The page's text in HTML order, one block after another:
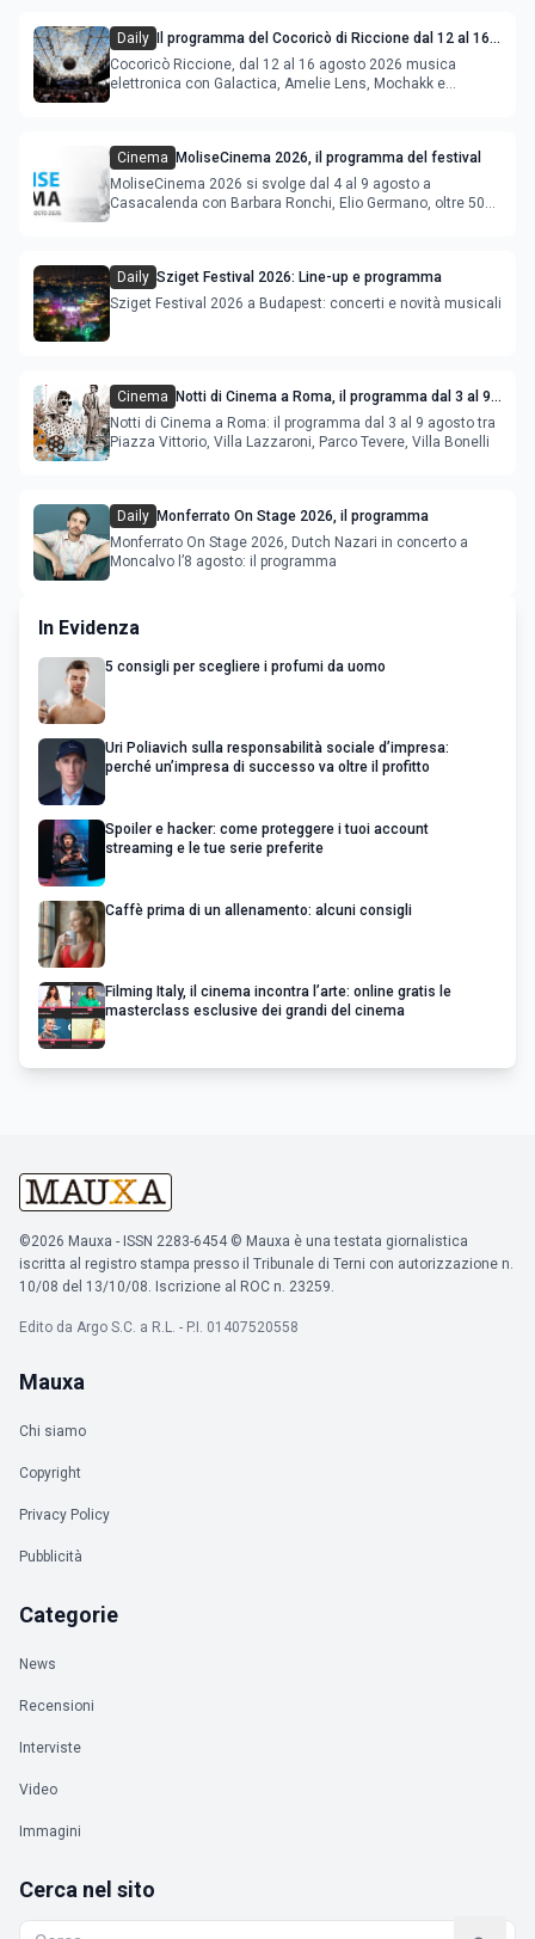
Daily
Il programma del Cocoricò di Riccione dal 12 al 16
agosto 2026
Cocoricò Riccione, dal 12 al 16 agosto 2026 musica
elettronica con Galactica, Amelie Lens, Mochakk e
Cinema
MoliseCinema 2026, il programma del festival
MoliseCinema 2026 si svolge dal 4 al 9 agosto a
Casacalenda con Barbara Ronchi, Elio Germano, oltre 50
Daily Sziget Festival 2026: Line-up e programma
Sziget Festival 2026 a Budapest: concerti e novità musicali
Cinema
Notti di Cinema a Roma, il programma dal 3 al 9
agosto
Notti di Cinema a Roma: il programma dal 3 al 9 agosto tra
Piazza Vittorio, Villa Lazzaroni, Parco Tevere, Villa Bonelli
Daily Monferrato On Stage 2026, il programma
Monferrato On Stage 2026, Dutch Nazari in concerto a
Moncalvo l’8 agosto: il programma
In Evidenza
5 consigli per scegliere i profumi da uomo
Uri Poliavich sulla responsabilità sociale d’impresa:
perché un’impresa di successo va oltre il profitto
Spoiler e hacker: come proteggere i tuoi account
streaming e le tue serie preferite
Caffè prima di un allenamento: alcuni consigli
Filming Italy, il cinema incontra l’arte: online gratis le
masterclass esclusive dei grandi del cinema
©2026 Mauxa - ISSN 2283-6454 © Mauxa è una testata giornalistica
iscritta al registro stampa presso il Tribunale di Terni con autorizzazione n.
10/08 del 13/10/08. Iscrizione al ROC n. 23259.
Edito da Argo S.C. a R.L. - P.I. 01407520558
Mauxa
Chi siamo
Copyright
Privacy Policy
Pubblicità
Categorie
News
Recensioni
Interviste
Video
Immagini
Cerca nel sito